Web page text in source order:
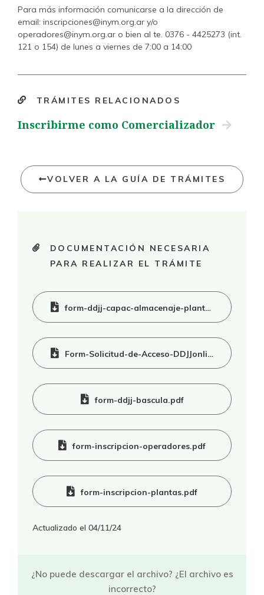
Para más información comunicarse a la dirección de
email: inscripciones@inym.org.ar y/o
operadores@inym.org.ar o bien al te. 0376 - 4425273 (int.
121 o 154) de lunes a viernes de 7:00 a 14:00
TRÁMITES RELACIONADOS
Inscribirme como Comercializador
VOLVER A LA GUÍA DE TRÁMITES
DOCUMENTACIÓN NECESARIA
PARA REALIZAR EL TRÁMITE
form-ddjj-capac-almacenaje-planta-acopio-hv.pdf
Form-Solicitud-de-Acceso-DDJJonline.pdf
form-ddjj-bascula.pdf
form-inscripcion-operadores.pdf
form-inscripcion-plantas.pdf
Actualizado el 04/11/24
¿No puede descargar el archivo? ¿El archivo es
incorrecto?